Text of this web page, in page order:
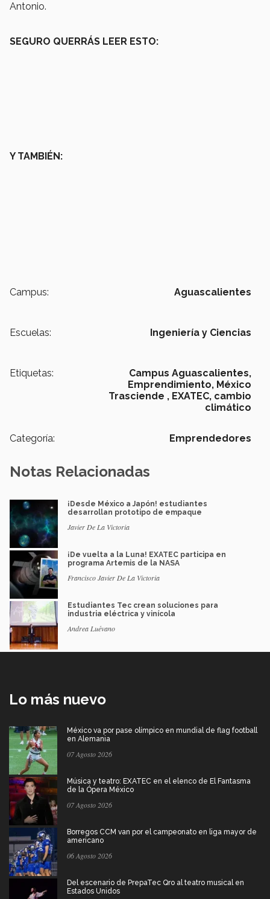
Antonio.
SEGURO QUERRÁS LEER ESTO:
Y TAMBIÉN:
Campus: Aguascalientes
Escuelas: Ingeniería y Ciencias
Etiquetas:
Campus Aguascalientes,
Emprendimiento, México
Trasciende , EXATEC, cambio
climático
Categoría: Emprendedores
Notas Relacionadas
¡Desde México a Japón! estudiantes
desarrollan prototipo de empaque
Javier De La Victoria
¡De vuelta a la Luna! EXATEC participa en
programa Artemis de la NASA
Francisco Javier De La Victoria
Estudiantes Tec crean soluciones para
industria eléctrica y vinícola
Andrea Luévano
Lo más nuevo
México va por pase olímpico en mundial de flag football
en Alemania
07 Agosto 2026
Música y teatro: EXATEC en el elenco de El Fantasma
de la Ópera México
07 Agosto 2026
Borregos CCM van por el campeonato en liga mayor de
americano
06 Agosto 2026
Del escenario de PrepaTec Qro al teatro musical en
Estados Unidos